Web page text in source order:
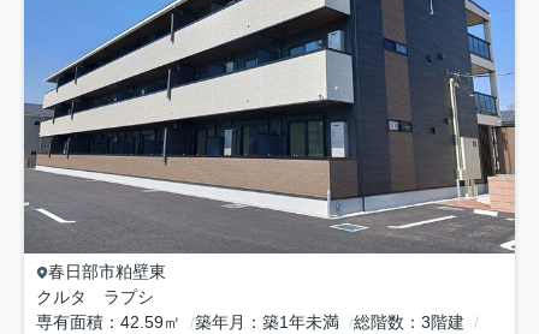
春日部市粕壁東
クルタ ラプシ
専有面積
42.59㎡ 築年月 築1年未満 総階数
3階建